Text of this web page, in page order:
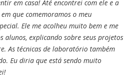
em casa! Até encontrei com ele e a
que comemoramos o meu
Ele me acolheu muito bem e me
alunos, explicando sobre seus projetos
As técnicas de laboratório também
Eu diria que está sendo muito